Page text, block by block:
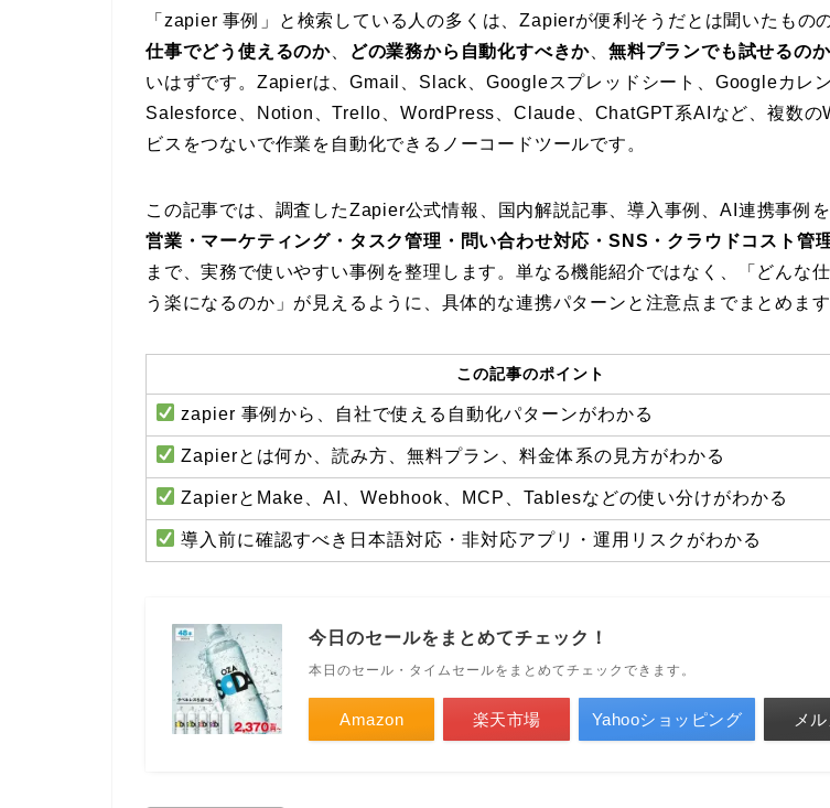
「zapier 事例」と検索している人の多くは、Zapierが便利そうだとは聞いたものの
仕事でどう使えるのか
どの業務から自動化すべきか 、無料プランでも試せるのか
いはずです。Zapierは、Gmail、Slack、Googleスプレッドシート、Googleカレン
Salesforce、Notion、Trello、WordPress、Claude、ChatGPT系AIなど、複数の
ビスをつないで作業を自動化できるノーコードツールです。
この記事では、調査したZapier公式情報、国内解説記事、導入事例、AI連携事例を
営業・マーケティング・タスク管理・問い合わせ対応・SNS・クラウドコスト管
まで、実務で使いやすい事例を整理します。単なる機能紹介ではなく、「どんな
う楽になるのか」が見えるように、具体的な連携パターンと注意点までまとめます
この記事のポイント
zapier 事例から、自社で使える自動化パターンがわかる
Zapierとは何か、読み方、無料プラン、料金体系の見方がわかる
ZapierとMake、AI、Webhook、MCP、Tablesなどの使い分けがわかる
導入前に確認すべき日本語対応・非対応アプリ・運用リスクがわかる
今日のセールをまとめてチェック！
本日のセール・タイムセールをまとめてチェックできます。
Amazon 楽天市場 Yahooショッピング メ